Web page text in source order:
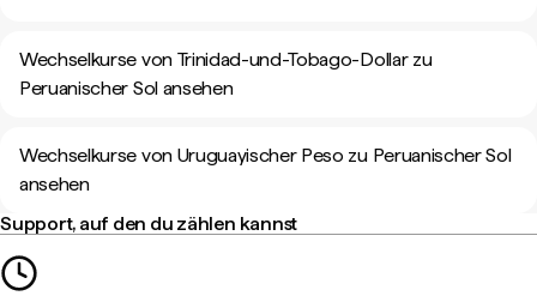
Wechselkurse von Trinidad-und-Tobago-Dollar zu
Peruanischer Sol ansehen
Wechselkurse von Uruguayischer Peso zu Peruanischer Sol
ansehen
Support, auf den du zählen kannst